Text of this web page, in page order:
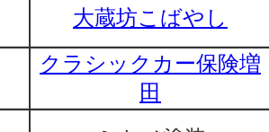
大蔵坊こばやし
クラシックカー保険増
田